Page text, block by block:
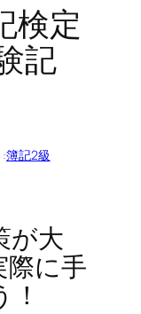
検定
記
:簿記2級
が大
際に手